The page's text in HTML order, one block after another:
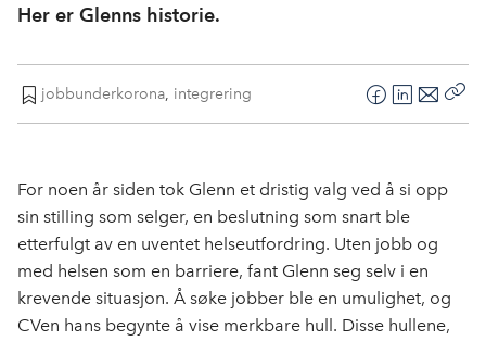
Her er Glenns historie.
jobbunderkorona, integrering
F
e
b
L
k
e
d
n
E
o
For noen år siden tok Glenn et dristig valg ved å si opp
sin stilling som selger, en beslutning som snart ble
etterfulgt av en uventet helseutfordring. Uten jobb og
med helsen som en barriere, fant Glenn seg selv i en
krevende situasjon. Å søke jobber ble en umulighet, og
CVen hans begynte å vise merkbare hull. Disse hullene,